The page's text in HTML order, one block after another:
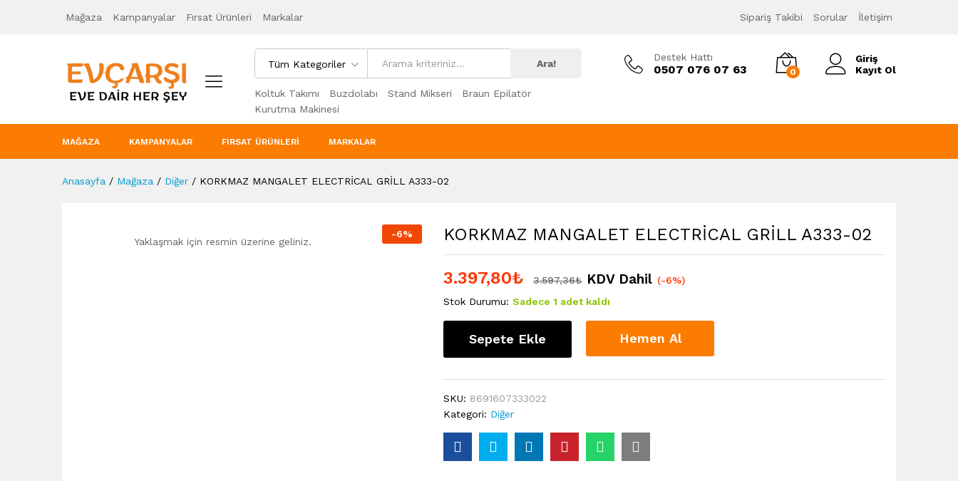
Mağaza Kampanyalar Fırsat Ürünleri Markalar Sipariş Takibi Sorular İletişim
Tüm Kategoriler Ara!
Koltuk Takımı Buzdolabı Stand Mikseri
Braun Epilatör
Kurutma Makinesi
Destek Hattı
0507 076 07 63 0
Giriş
Kayıt Ol
MAĞAZA KAMPANYALAR FIRSAT ÜRÜNLERI MARKALAR
Anasayfa / Mağaza / Diğer / KORKMAZ MANGALET ELECTRİCAL GRİLL A333-02
-6%
Yaklaşmak için resmin üzerine geliniz. KORKMAZ MANGALET ELECTRİCAL GRİLL A333-02
3.397,80₺ 3.597,36₺ KDV Dahil (-6%)
Stok Durumu: Sadece 1 adet kaldı
Sepete Ekle Hemen Al
SKU: 8691607333022
Kategori: Diğer
Ürün Açıklaması Taksit Seçenekleri 3.597,36₺ Sepete Ekle